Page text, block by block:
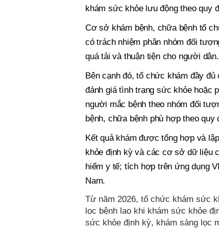
khám sức khỏe lưu động theo quy
Cơ sở khám bệnh, chữa bệnh tổ
có trách nhiệm phân nhóm đối
quá tải và thuận tiện cho người dân.
Bên cạnh đó, tổ chức khám đầy
đánh giá tình trạng sức khỏe hoặc
người mắc bệnh theo nhóm đối
bệnh, chữa bệnh phù hợp theo quy
Kết quả khám được tổng hợp và
khỏe định kỳ và các cơ sở dữ liệu
hiểm y tế; tích hợp trên ứng dụng
Nam.
Từ năm 2026, tổ chức khám sức
lọc bệnh lao khi khám sức khỏe
sức khỏe định kỳ, khám sàng lọc